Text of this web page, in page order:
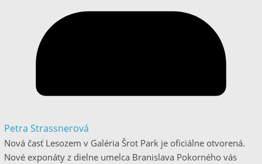
Petra Strassnerová
Nová časť Lesozem v Galéria Šrot Park je oficiálne otvorená.
Nové exponáty z dielne umelca Branislava Pokorného vás